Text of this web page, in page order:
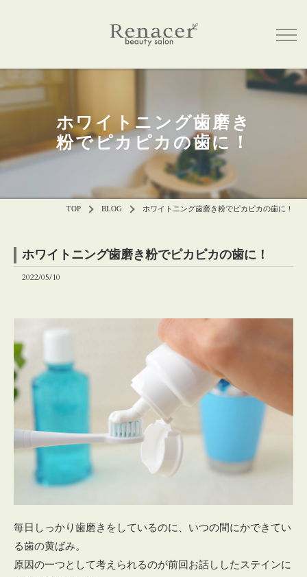
ホワイトニング歯磨き
粉でピカピカの歯に！
TOP BLOG ホワイトニング歯磨き粉でピカピカの歯に！
ホワイトニング歯磨き粉でピカピカの歯に！
2022/05/10
毎日しっかり歯磨きをしているのに、いつの間にかできてい
る歯の黄ばみ。
原因の一つとして考えられるのが前回お話ししたステインに